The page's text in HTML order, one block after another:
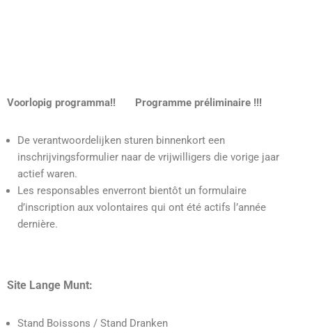
Voorlopig programma!! Programme préliminaire !!!
De verantwoordelijken sturen binnenkort een
inschrijvingsformulier naar de vrijwilligers die vorige jaar
actief waren.
Les responsables enverront bientôt un formulaire
d’inscription aux volontaires qui ont été actifs l’année
dernière.
Site Lange Munt:
Stand Boissons / Stand Dranken